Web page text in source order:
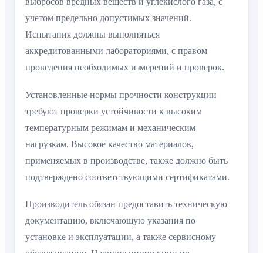
учетом предельно допустимых значений.
Испытания должны выполняться
аккредитованными лабораториями, с правом
проведения необходимых измерений и проверок.
Установленные нормы прочности конструкции
требуют проверки устойчивости к высоким
температурным режимам и механическим
нагрузкам. Высокое качество материалов,
применяемых в производстве, также должно быть
подтверждено соответствующими сертификатами.
Производитель обязан предоставить техническую
документацию, включающую указания по
установке и эксплуатации, а также сервисному